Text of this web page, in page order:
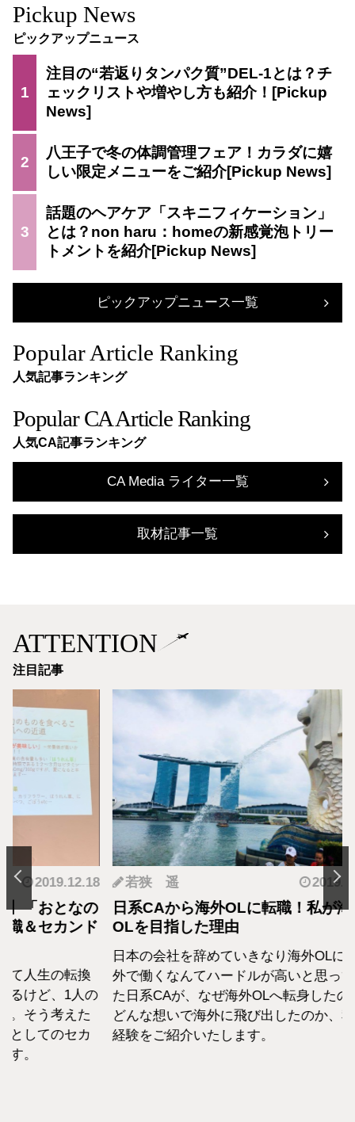
Pickup News
ピックアップニュース
1
注目の“若返りタンパク質”DEL-1とは？チ
ェックリストや増やし方も紹介！
2
八王子で冬の体調管理フェア！カラダに嬉
しい限定メニューをご紹介
3
話題のヘアケア「スキニフィケーション」
とは？non haru：homeの新感覚泡トリー
トメントを紹介
ピックアップニュース一覧
Popular Article Ranking
人気記事ランキング
Popular CA Article Ranking
人気CA記事ランキング
CA Media ライター一覧
取材記事一覧
ATTENTION
注目記事
の
ド
換
人の
た
カ
若狭 遥 2019.05.22
日系CAから海外OLに転職！私が海外
OLを目指した理由
日本の会社を辞めていきなり海外OLに！海
外で働くなんてハードルが高いと思ってい
た日系CAが、なぜ海外OLへ転身したのか、
どんな想いで海外に飛び出したのか、私の
経験をご紹介いたします。
羽
転
日系
外資
て働
らこ